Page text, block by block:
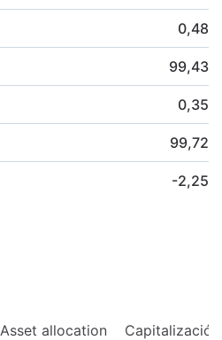
0,48
99,43
0,35
99,72
-2,25
Asset allocation Capitalización